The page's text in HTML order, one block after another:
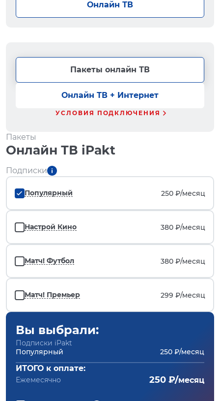
Онлайн ТВ
Пакеты онлайн ТВ
Онлайн ТВ + Интернет
УСЛОВИЯ ПОДКЛЮЧЕНИЯ
Пакеты
Онлайн ТВ iPakt
Подписки
Популярный 250 ₽/месяц
Настрой Кино 380 ₽/месяц
Матч! Футбол 380 ₽/месяц
Матч! Премьер 299 ₽/месяц
Вы выбрали:
Подписки iPakt
Популярный
250 ₽/месяц
ИТОГО к оплате:
Ежемесячно 250 ₽/месяц